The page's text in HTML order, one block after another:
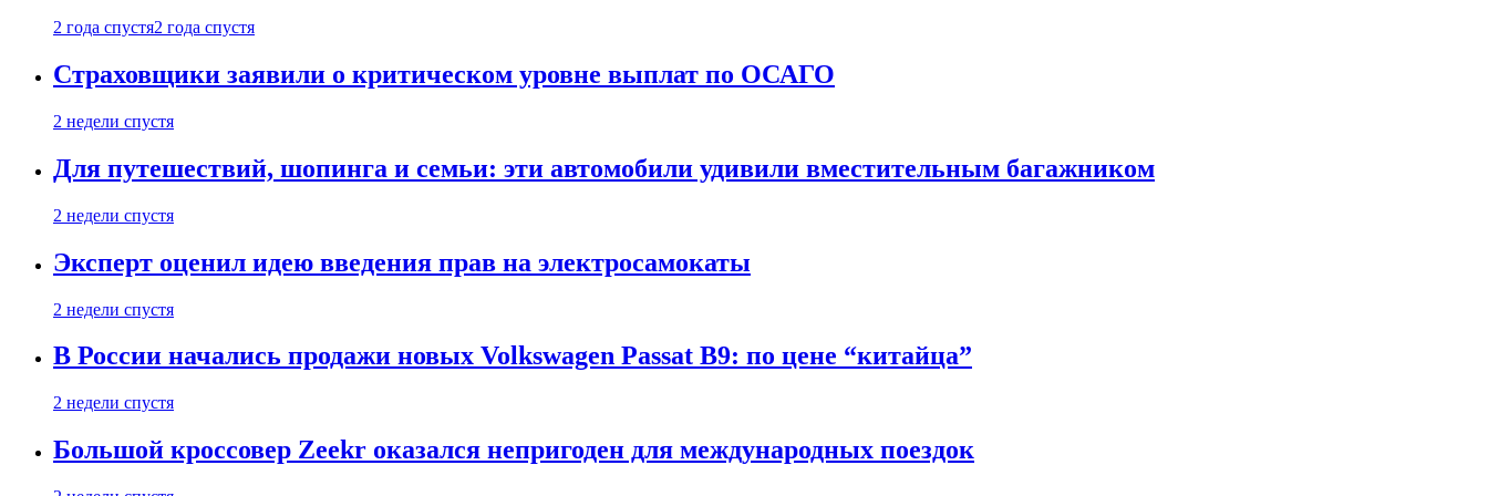
2 года спустя2 года спустя
Страховщики заявили о критическом уровне выплат по ОСАГО
2 недели спустя
Для путешествий, шопинга и семьи: эти автомобили удивили вместительным багажником
2 недели спустя
Эксперт оценил идею введения прав на электросамокаты
2 недели спустя
В России начались продажи новых Volkswagen Passat B9: по цене “китайца”
2 недели спустя
Большой кроссовер Zeekr оказался непригоден для международных поездок